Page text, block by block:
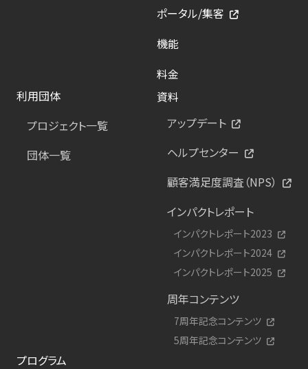
ポータル/集客
機能
料金
利用団体
プロジェクト一覧
団体一覧
資料
アップデート
ヘルプセンター
顧客満足度調査（NPS）
インパクトレポート
インパクトレポート2023
インパクトレポート2024
インパクトレポート2025
周年コンテンツ
7周年記念コンテンツ
5周年記念コンテンツ
プログラム